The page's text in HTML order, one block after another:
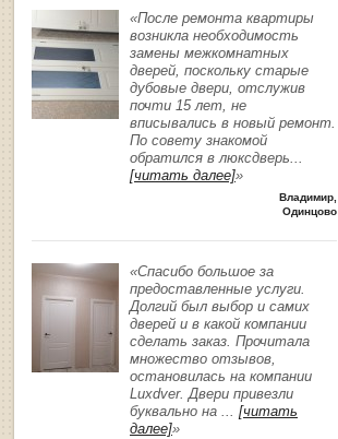
«После ремонта квартиры
возникла необходимость
замены межкомнатных
дверей, поскольку старые
дубовые двери, отслужив
почти 15 лет, не
вписывались в новый ремонт.
По совету знакомой
обратился в люксдверь...
[читать далее]»
Владимир,
Одинцово
«Спасибо большое за
предоставленные услуги.
Долгий был выбор и самих
дверей и в какой компании
сделать заказ. Прочитала
множество отзывов,
остановилась на компании
Luxdver. Двери привезли
буквально на ... [читать
далее]»